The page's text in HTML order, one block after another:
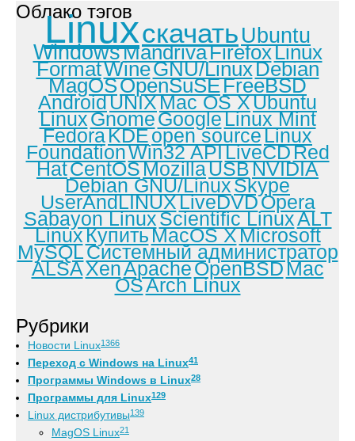
Облако тэгов
Linuxскачать Ubuntu
WindowsMandrivaFirefoxLinux
FormatWineGNU/LinuxDebian
MagOSOpenSuSEFreeBSD
AndroidUNIXMac OS XUbuntu
LinuxGnomeGoogleLinux Mint
FedoraKDEopen sourceLinux
FoundationWin32 APILiveCDRed
HatCentOSMozillaUSBNVIDIA
Debian GNU/LinuxSkype
UserAndLINUXLiveDVDOpera
Sabayon LinuxScientific LinuxALT
LinuxКупитьMacOS XMicrosoft
MySQLСистемный администратор
ALSAXenApacheOpenBSDMac
OSArch Linux
Рубрики
Новости Linux1366
Переход с Windows на Linux41
Программы Windows в Linux28
Программы для Linux129
Linux дистрибутивы139
MagOS Linux21